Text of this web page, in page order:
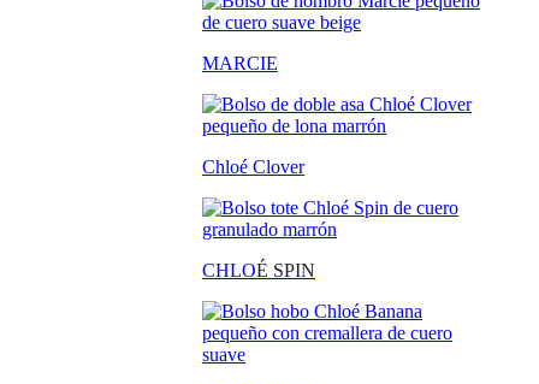
MARCIE
Chloé Clover
CHLOÉ SPIN